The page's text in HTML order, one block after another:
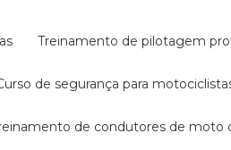
treinamento de pilotagem
curso de segurança para
de condutores de moto